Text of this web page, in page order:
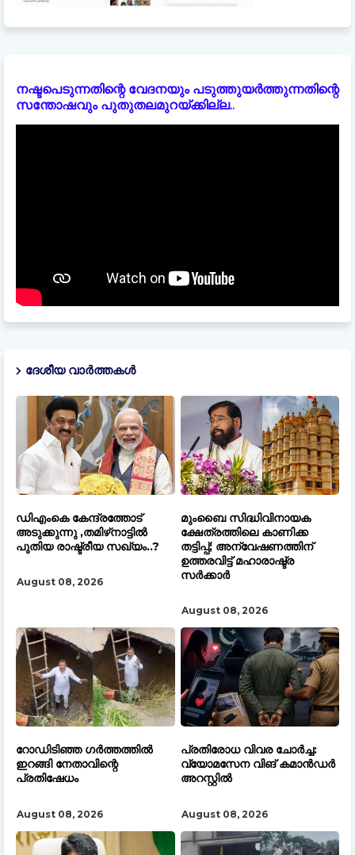
നഷ്ടപെടുന്നതിന്റെ വേദനയും പടുത്തുയർത്തുന്നതിന്റെ
സന്തോഷവും പുതുതലമുറയ്ക്കില്ല..
ദേശീയ വാർത്തകൾ
ഡിഎംകെ കേന്ദ്രത്തോട്
അടുക്കുന്നു ,തമിഴ്‌നാട്ടിൽ
പുതിയ രാഷ്ട്രീയ സഖ്യം..?
August 08, 2026
മുംബൈ സിദ്ധിവിനായക
ക്ഷേത്രത്തിലെ കാണിക്ക
തട്ടിപ്പ്; അന്വേഷണത്തിന്
ഉത്തരവിട്ട് മഹാരാഷ്ട്ര
സർക്കാർ
August 08, 2026
റോഡിടിഞ്ഞ ഗർത്തത്തിൽ
ഇറങ്ങി നേതാവിന്റെ
പ്രതിഷേധം
August 08, 2026
പ്രതിരോധ വിവര ചോർച്ച:
വ്യോമസേന വിങ് കമാൻഡർ
അറസ്റ്റിൽ
August 08, 2026